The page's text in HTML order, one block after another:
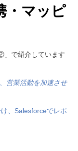
・マッピ
」で紹介しています
営業活動を加速させ
、Salesforceでレポ